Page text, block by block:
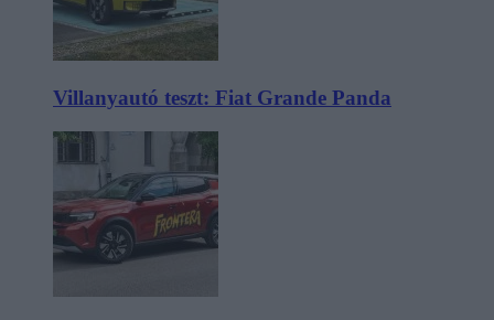
Villanyautó teszt: Fiat Grande Panda